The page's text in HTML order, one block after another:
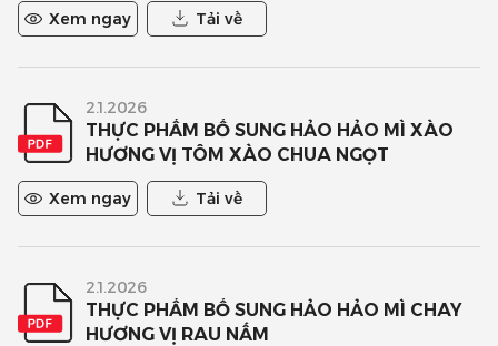
Xem ngay Tải về
2.1.2026
THỰC PHẨM BỔ SUNG HẢO HẢO MÌ XÀO
HƯƠNG VỊ TÔM XÀO CHUA NGỌT
Xem ngay Tải về
2.1.2026
THỰC PHẨM BỔ SUNG HẢO HẢO MÌ CHAY
HƯƠNG VỊ RAU NẤM